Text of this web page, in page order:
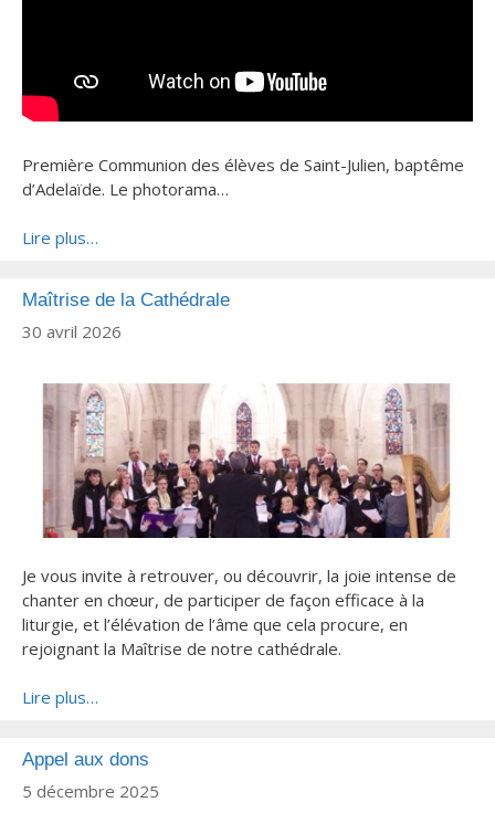
Première Communion des élèves de Saint-Julien, baptême
d’Adelaïde. Le photorama…
Lire plus…
Maîtrise de la Cathédrale
30 avril 2026
Je vous invite à retrouver, ou découvrir, la joie intense de
chanter en chœur, de participer de façon efficace à la
liturgie, et l’élévation de l’âme que cela procure, en
rejoignant la Maîtrise de notre cathédrale.
Lire plus…
Appel aux dons
5 décembre 2025